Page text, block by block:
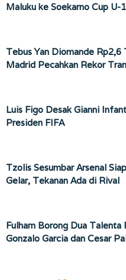
Maluku ke Soekarno Cup U-
Tebus Yan Diomande Rp2,6
Madrid Pecahkan Rekor
Luis Figo Desak Gianni
Presiden FIFA
Tzolis Sesumbar Arsenal
Gelar, Tekanan Ada di Rival
Fulham Borong Dua Talenta
Gonzalo Garcia dan Cesar